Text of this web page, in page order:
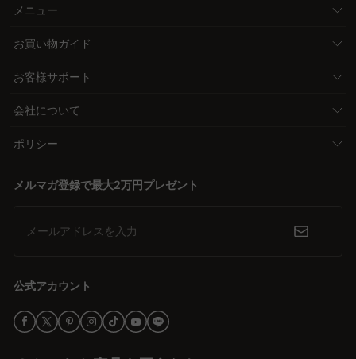
メニュー
お買い物ガイド
お客様サポート
会社について
ポリシー
メルマガ登録で最大2万円プレゼント
メールアドレスを入力
公式アカウント